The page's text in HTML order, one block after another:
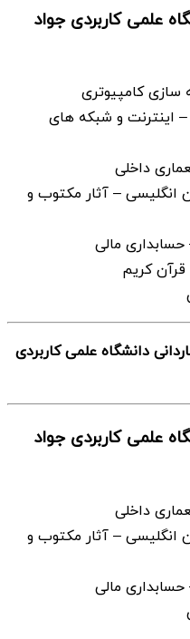
علمی کاربردی جواد
سازی كامپیوتری
– اینترنت و شبكه های
داخلی
انگلیسی – آثار مكتوب و
مالی
كریم
دانشگاه علمی کاربردی
علمی کاربردی جواد
داخلی
انگلیسی – آثار مكتوب و
مالی